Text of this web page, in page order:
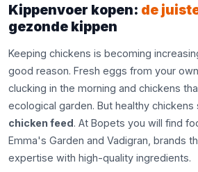
Kippenvoer kopen: de
gezonde kippen
Keeping chickens is becoming
good reason. Fresh eggs from your
clucking in the morning and chickens
ecological garden. But healthy chickens
chicken feed. At Bopets you will find
Emma's Garden and Vadigran, brands
expertise with high-quality ingredients.